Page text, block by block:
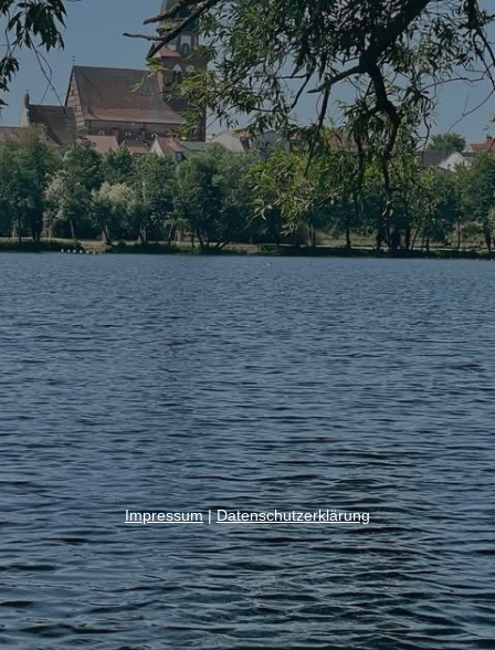
Impressum|Datenschutzerklärung